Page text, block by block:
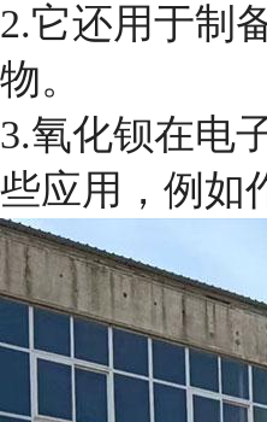
2.它还用于制
物。
3.氧化钡在电
些应用，例如